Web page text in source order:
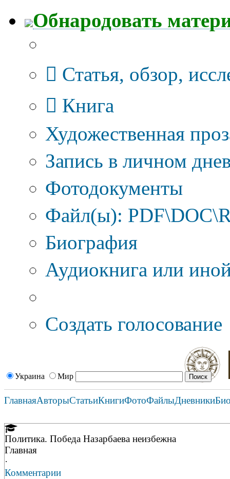
Обнародовать
Статья, обзор,
Книга
Художественная
Запись в личном
Фотодокументы
Файл(ы):
Биография
Аудиокнига или
Создать голосование
Украина Мир
ГлавнаяАвторыСтатьиКнигиФотоФайлыДневники
Политика. Победа Назарбаева неизбежна
Главная
·
Комментарии